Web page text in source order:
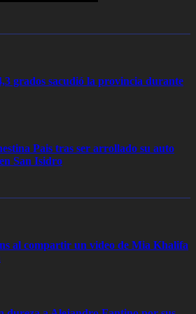
grados sacudió la provincia durante
Pais tras ser arrollado su auto
San Isidro
al compartir un video de Mia Khalifa